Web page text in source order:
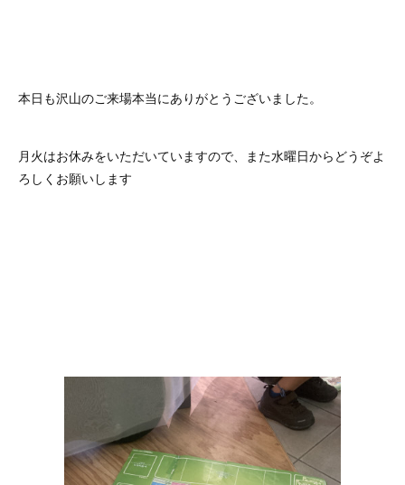
本日も沢山のご来場本当にありがとうございました。
月火はお休みをいただいていますので、また水曜日からどうぞよ
ろしくお願いします